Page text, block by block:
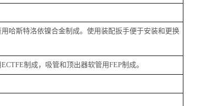
哈斯特洛依镍合金制成。使用装配扳手便于安装和更换
ECTFE制成，吸管和顶出器软管用FEP制成。